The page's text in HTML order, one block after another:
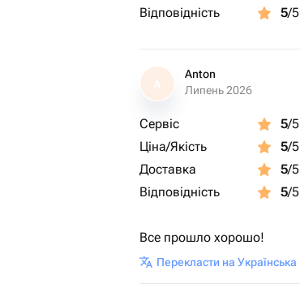
Відповідність
5/5
A
Anton
Липень 2026
Сервіс 5/5
Ціна/Якість
5/5
Доставка
5/5
Відповідність
5/5
Все прошло хорошо!
Перекласти на Українська